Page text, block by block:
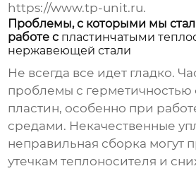
https://www.tp-unit.ru.
Проблемы, с которыми мы
работе с пластинчатыми
нержавеющей стали
Не всегда все идет гладко.
проблемы с герметичностью
пластин, особенно при
средами. Некачественные
неправильная сборка могут
утечкам теплоносителя и